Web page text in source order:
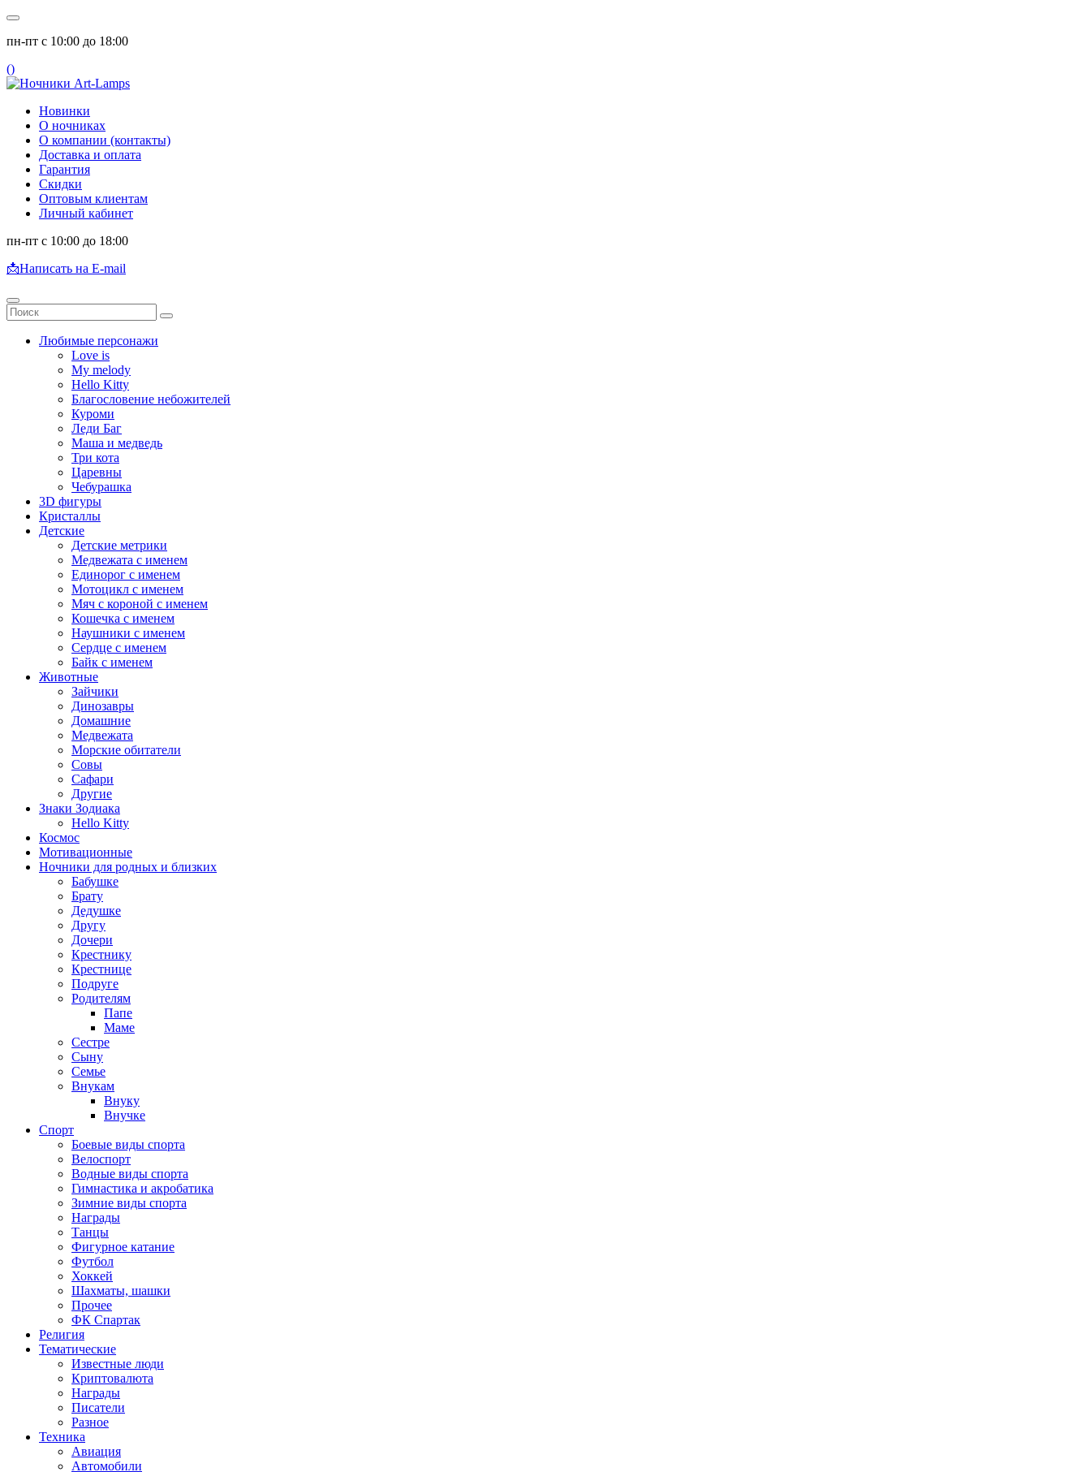
пн-пт с 10:00 до 18:00
()
Новинки
О ночниках
О компании (контакты)
Доставка и оплата
Гарантия
Скидки
Оптовым клиентам
Личный кабинет
пн-пт с 10:00 до 18:00
📩Написать на E-mail
Любимые персонажи
Love is
My melody
Hello Kitty
Благословение небожителей
Куроми
Леди Баг
Маша и медведь
Три кота
Царевны
Чебурашка
3D фигуры
Кристаллы
Детские
Детские метрики
Медвежата с именем
Единорог с именем
Мотоцикл с именем
Мяч с короной с именем
Кошечка с именем
Наушники с именем
Сердце с именем
Байк с именем
Животные
Зайчики
Динозавры
Домашние
Медвежата
Морские обитатели
Совы
Сафари
Другие
Знаки Зодиака
Hello Kitty
Космос
Мотивационные
Ночники для родных и близких
Бабушке
Брату
Дедушке
Другу
Дочери
Крестнику
Крестнице
Подруге
Родителям
Папе
Маме
Сестре
Сыну
Семье
Внукам
Внуку
Внучке
Спорт
Боевые виды спорта
Велоспорт
Водные виды спорта
Гимнастика и акробатика
Зимние виды спорта
Награды
Танцы
Фигурное катание
Футбол
Хоккей
Шахматы, шашки
Прочее
ФК Спартак
Религия
Тематические
Известные люди
Криптовалюта
Награды
Писатели
Разное
Техника
Авиация
Автомобили